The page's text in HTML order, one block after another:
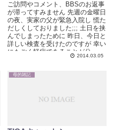
ご訪問やコメント、BBSのお返事
が滞ってすみません 先週の金曜日
の夜、実家の父が緊急入院し 慌た
だしくしておりました;;; 土日を挟
んでしまったために 昨日、今日と
詳しい検査を受けたのですが 幸い
にもごく軽症であることが分...
2014.03.05
母的雑記